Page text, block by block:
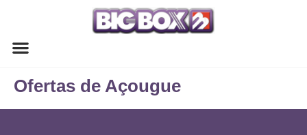
Ofertas de Açougue